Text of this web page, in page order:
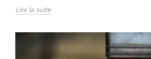
Lire la suite